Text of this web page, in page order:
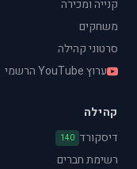
קנייה ומכירה
משחקים
סרטוני קהילה
ערוץ YouTube הרשמי
קהילה
דיסקורד 140
רשימת חברים